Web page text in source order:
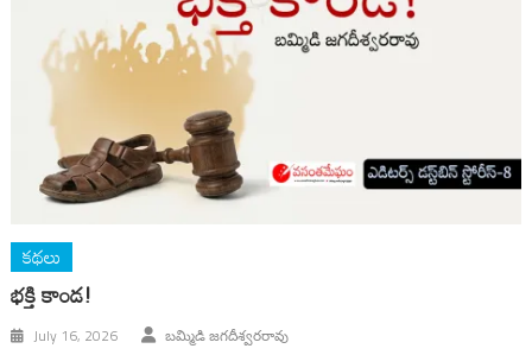
కథలు
భక్తి కాండ!
July 16, 2026 బమ్మిడి జగదీశ్వరరావు